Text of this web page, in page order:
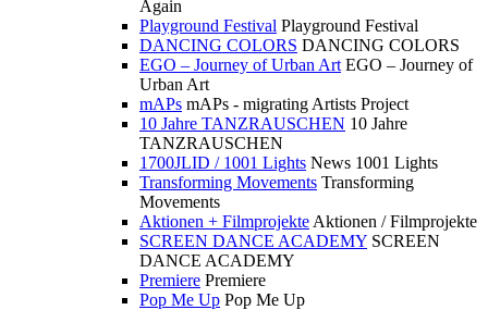
Again
Playground Festival Playground Festival
DANCING COLORS DANCING COLORS
EGO – Journey of Urban Art EGO – Journey of
Urban Art
mAPs mAPs - migrating Artists Project
10 Jahre TANZRAUSCHEN 10 Jahre
TANZRAUSCHEN
1700JLID / 1001 Lights News 1001 Lights
Transforming Movements Transforming
Movements
Aktionen + Filmprojekte Aktionen / Filmprojekte
SCREEN DANCE ACADEMY SCREEN
DANCE ACADEMY
Premiere Premiere
Pop Me Up Pop Me Up